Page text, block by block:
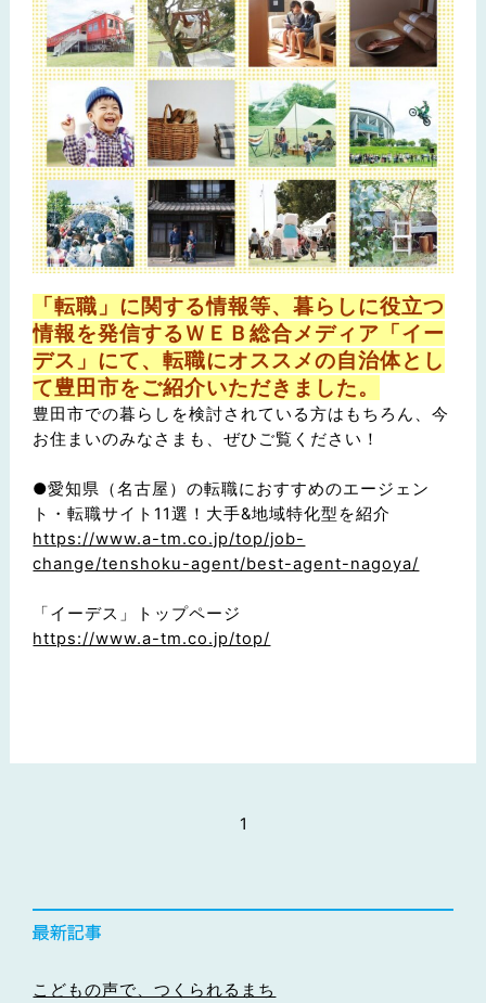
「転職」に関する情報等、暮らしに役立つ
情報を発信するＷＥＢ総合メディア「イー
デス」にて、転職にオススメの自治体とし
て豊田市をご紹介いただきました。
豊田市での暮らしを検討されている方はもちろん、今
お住まいのみなさまも、ぜひご覧ください！
●愛知県（名古屋）の転職におすすめのエージェン
ト・転職サイト11選！大手&地域特化型を紹介
https://www.a-tm.co.jp/top/job-
change/tenshoku-agent/best-agent-nagoya/
「イーデス」トップページ
https://www.a-tm.co.jp/top/
1
こどもの声で、つくられるまち